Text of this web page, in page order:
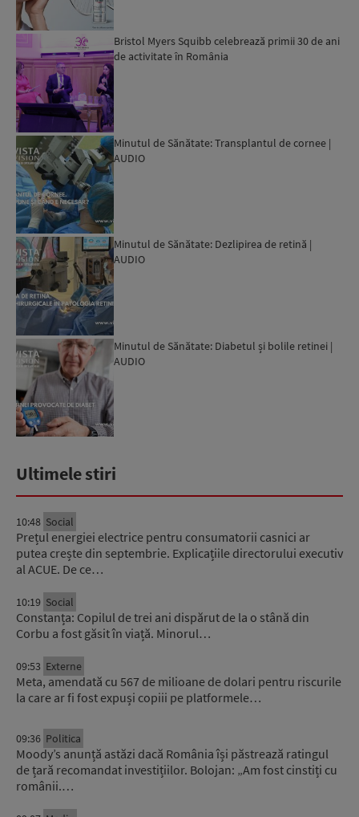
Bristol Myers Squibb celebrează primii 30 de ani
de activitate în România
Minutul de Sănătate: Transplantul de cornee |
AUDIO
Minutul de Sănătate: Dezlipirea de retină |
AUDIO
Minutul de Sănătate: Diabetul și bolile retinei |
AUDIO
Ultimele stiri
10:48 Social
Prețul energiei electrice pentru consumatorii casnici ar
putea crește din septembrie. Explicațiile directorului executiv
al ACUE. De ce…
10:19 Social
Constanța: Copilul de trei ani dispărut de la o stână din
Corbu a fost găsit în viață. Minorul…
09:53 Externe
Meta, amendată cu 567 de milioane de dolari pentru riscurile
la care ar fi fost expuși copiii pe platformele…
09:36 Politica
Moody’s anunță astăzi dacă România își păstrează ratingul
de țară recomandat investițiilor. Bolojan: „Am fost cinstiți cu
românii.…